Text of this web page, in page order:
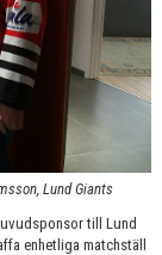
Lund Giants
till Lund
enhetliga matchställ